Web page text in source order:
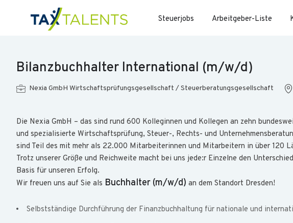
Steuerjobs Arbeitgeber-Liste
Bilanzbuchhalter International (m/w/d)
Nexia GmbH Wirtschaftsprüfungsgesellschaft / Steuerberatungsgesellschaft
Die Nexia GmbH – das sind rund 600 Kolleginnen und Kollegen an zehn
und spezialisierte Wirtschaftsprüfung, Steuer-, Rechts- und
sind Teil des mit mehr als 22.000 Mitarbeiterinnen und Mitarbeitern in über 120
Trotz unserer Größe und Reichweite macht bei uns jede:r Einzelne den
Basis für unseren Erfolg.
Wir freuen uns auf Sie als Buchhalter (m/w/d) an dem Standort Dresden!
Selbstständige Durchführung der Finanzbuchhaltung für nationale und